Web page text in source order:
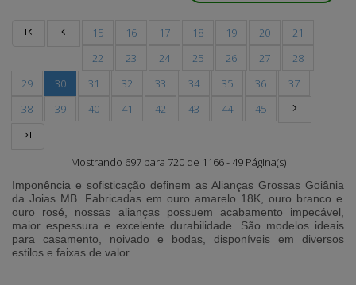
15 16 17 18 19 20
21
22
23 24 25 26 27
28
29
30 31 32 33 34 35 36
37
38
39 40 41 42 43 44 45
Mostrando 697 para 720 de 1166 - 49 Página(s)
Imponência e sofisticação definem as Alianças Grossas Goiânia
da Joias MB . Fabricadas em ouro amarelo 18K, ouro branco e
ouro rosé, nossas alianças possuem acabamento impecável,
maior espessura e excelente durabilidade. São modelos ideais
para casamento, noivado e bodas, disponíveis em diversos
estilos e faixas de valor.